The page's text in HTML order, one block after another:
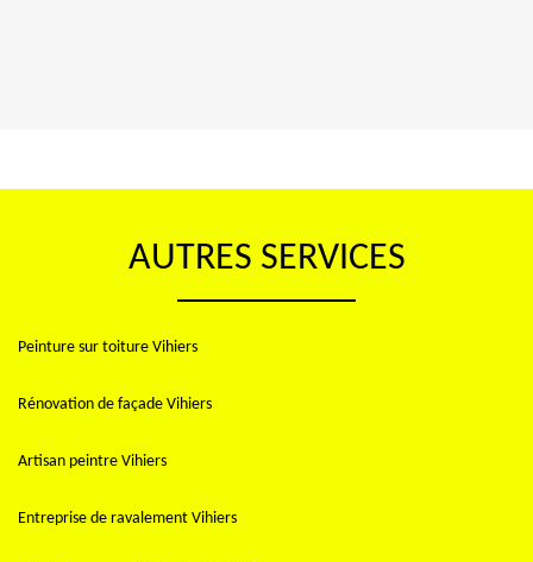
AUTRES SERVICES
Peinture sur toiture Vihiers
Rénovation de façade Vihiers
Artisan peintre Vihiers
Entreprise de ravalement Vihiers